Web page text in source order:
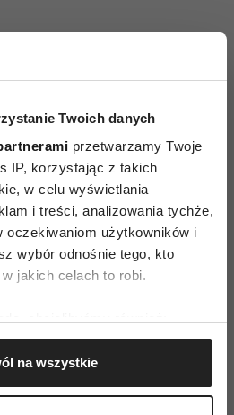
Twoich danych
przetwarzamy Twoje
IP, korzystając z takich
w celu wyświetlania
i treści, analizowania tychże,
oczekiwaniom użytkowników i
wybór odnośnie tego, kto
jakich celach to robi.
dotyczące Twojej lokalizacji
nawet do kilku metrów
urządzenie, aktywnie
na wszystkie
numerze magazynu